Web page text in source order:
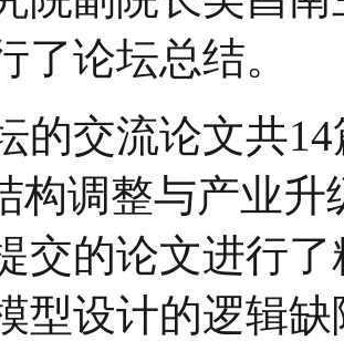
了论坛总结。
的交流论文共14
构调整与产业
交的论文进行
型设计的逻辑